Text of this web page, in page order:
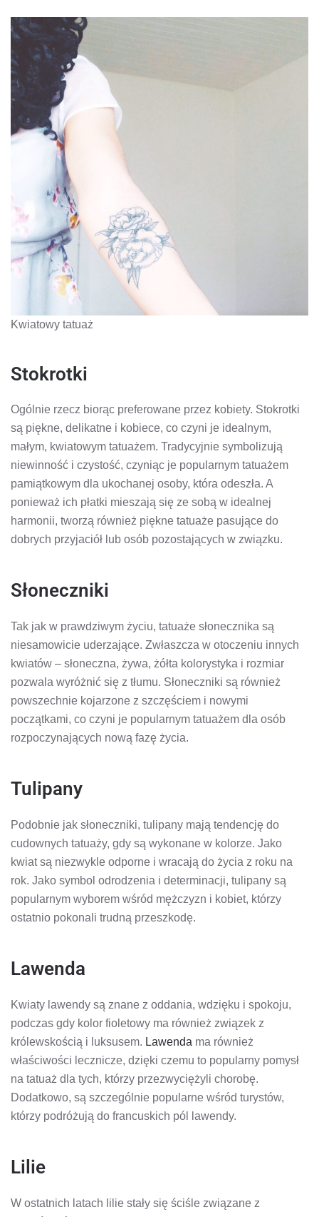
Kwiatowy tatuaż
Stokrotki
Ogólnie rzecz biorąc preferowane przez kobiety. Stokrotki
są piękne, delikatne i kobiece, co czyni je idealnym,
małym, kwiatowym tatuażem. Tradycyjnie symbolizują
niewinność i czystość, czyniąc je popularnym tatuażem
pamiątkowym dla ukochanej osoby, która odeszła. A
ponieważ ich płatki mieszają się ze sobą w idealnej
harmonii, tworzą również piękne tatuaże pasujące do
dobrych przyjaciół lub osób pozostających w związku.
Słoneczniki
Tak jak w prawdziwym życiu, tatuaże słonecznika są
niesamowicie uderzające. Zwłaszcza w otoczeniu innych
kwiatów – słoneczna, żywa, żółta kolorystyka i rozmiar
pozwala wyróżnić się z tłumu. Słoneczniki są również
powszechnie kojarzone z szczęściem i nowymi
początkami, co czyni je popularnym tatuażem dla osób
rozpoczynających nową fazę życia.
Tulipany
Podobnie jak słoneczniki, tulipany mają tendencję do
cudownych tatuaży, gdy są wykonane w kolorze. Jako
kwiat są niezwykle odporne i wracają do życia z roku na
rok. Jako symbol odrodzenia i determinacji, tulipany są
popularnym wyborem wśród mężczyzn i kobiet, którzy
ostatnio pokonali trudną przeszkodę.
Lawenda
Kwiaty lawendy są znane z oddania, wdzięku i spokoju,
podczas gdy kolor fioletowy ma również związek z
królewskością i luksusem. Lawenda ma również
właściwości lecznicze, dzięki czemu to popularny pomysł
na tatuaż dla tych, którzy przezwyciężyli chorobę.
Dodatkowo, są szczególnie popularne wśród turystów,
którzy podróżują do francuskich pól lawendy.
Lilie
W ostatnich latach lilie stały się ściśle związane z